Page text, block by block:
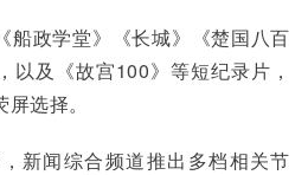
船政学堂》《长城》《楚国八百
以及《故宫100》等短纪录片，
选择。
新闻综合频道推出多档相关节